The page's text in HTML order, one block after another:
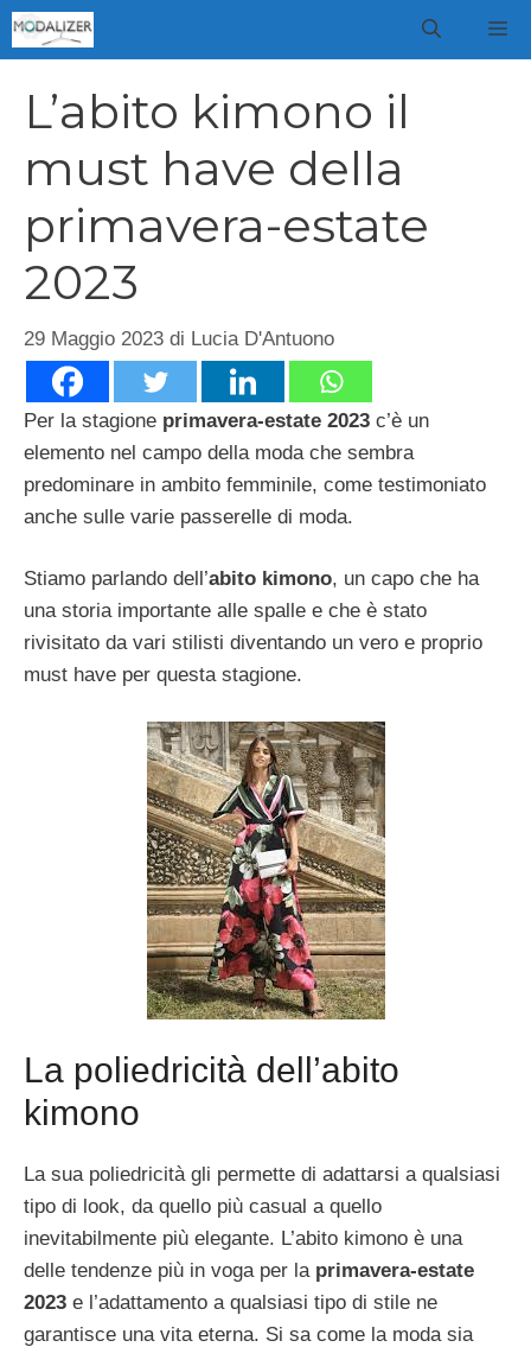
Vai
al
L’abito kimono il
must have della
primavera-estate
2023
29 Maggio 2023 di Lucia D'Antuono
Per la stagione primavera-estate 2023 c’è un
elemento nel campo della moda che sembra
predominare in ambito femminile, come testimoniato
anche sulle varie passerelle di moda.
Stiamo parlando dell’abito kimono, un capo che ha
una storia importante alle spalle e che è stato
rivisitato da vari stilisti diventando un vero e proprio
must have per questa stagione.
La poliedricità dell’abito
kimono
La sua poliedricità gli permette di adattarsi a qualsiasi
tipo di look, da quello più casual a quello
inevitabilmente più elegante. L’abito kimono è una
delle tendenze più in voga per la primavera-estate
2023 e l’adattamento a qualsiasi tipo di stile ne
garantisce una vita eterna. Si sa come la moda sia